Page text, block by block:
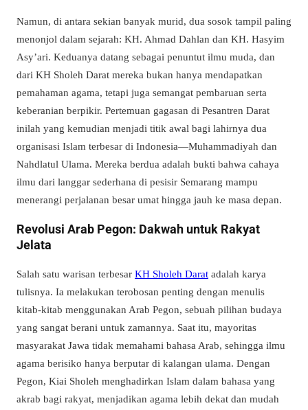
Namun, di antara sekian banyak murid, dua sosok tampil paling
menonjol dalam sejarah: KH. Ahmad Dahlan dan KH. Hasyim
Asy’ari. Keduanya datang sebagai penuntut ilmu muda, dan
dari KH Sholeh Darat mereka bukan hanya mendapatkan
pemahaman agama, tetapi juga semangat pembaruan serta
keberanian berpikir. Pertemuan gagasan di Pesantren Darat
inilah yang kemudian menjadi titik awal bagi lahirnya dua
organisasi Islam terbesar di Indonesia—Muhammadiyah dan
Nahdlatul Ulama. Mereka berdua adalah bukti bahwa cahaya
ilmu dari langgar sederhana di pesisir Semarang mampu
menerangi perjalanan besar umat hingga jauh ke masa depan.
Revolusi Arab Pegon: Dakwah untuk Rakyat
Jelata
Salah satu warisan terbesar KH Sholeh Darat adalah karya
tulisnya. Ia melakukan terobosan penting dengan menulis
kitab-kitab menggunakan Arab Pegon, sebuah pilihan budaya
yang sangat berani untuk zamannya. Saat itu, mayoritas
masyarakat Jawa tidak memahami bahasa Arab, sehingga ilmu
agama berisiko hanya berputar di kalangan ulama. Dengan
Pegon, Kiai Sholeh menghadirkan Islam dalam bahasa yang
akrab bagi rakyat, menjadikan agama lebih dekat dan mudah